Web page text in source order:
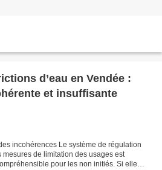
d’eau en Vendée :
et insuffisante
incohérences Le système de régulation
de limitation des usages est
pour les non initiés. Si elle